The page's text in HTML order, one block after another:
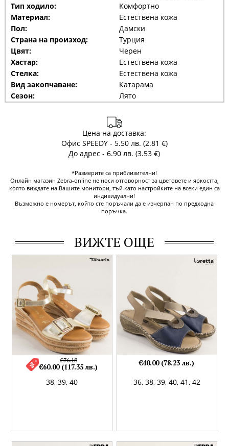
Тип ходило:
Комфортно
Материал:
Естествена кожа
Пол:
Дамски
Страна на произход:
Турция
Цвят:
Черен
Хастар:
Естествена кожа
Стелка:
Естествена кожа
Вид закопчаване:
Катарама
Сезон:
Лято
Цена на доставка:
Офис SPEEDY - 5.50 лв. (2.81 €)
До адрес - 6.90 лв. (3.53 €)
*Размерите са приблизителни!
Онлайн магазин Zebra-online не носи отговорност за цветовете и яркостта,
която виждате на Вашите монитори, тъй като настройките на всеки един са
индивидуални!
Възможно е номерът, който сте поръчали да е изчерпан по предходна
поръчка.
ВИЖТЕ ОЩЕ
38,39,40
€76.18
€60.00 (117.35 лв.)
36, 38, 39, 40, 41, 42
€40.00 (78.23 лв.)